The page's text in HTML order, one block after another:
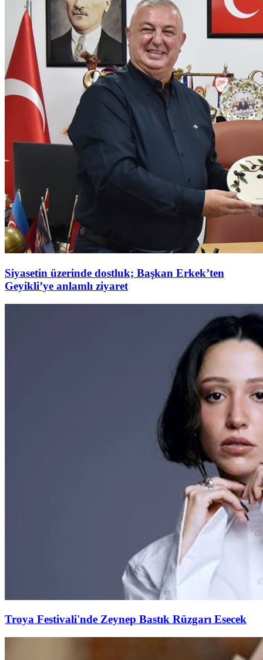
Siyasetin üzerinde dostluk; Başkan Erkek’ten
Geyikli’ye anlamlı ziyaret
Troya Festivali'nde Zeynep Bastık Rüzgarı Esecek